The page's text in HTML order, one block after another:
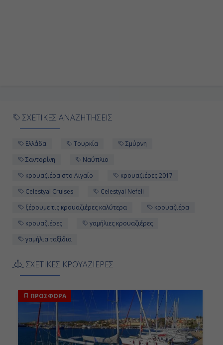
ΣΧΕΤΙΚΕΣ ΑΝΑΖΗΤΗΣΕΙΣ
Ελλάδα Τουρκία
Σμύρνη
Σαντορίνη
Ναύπλιο
κρουαζιέρα στο Αιγαίο
κρουαζιέρες 2017
Celestyal Cruises
Celestyal Nefeli
ξέρουμε τις κρουαζιέρες καλύτερα
κρουαζιέρα
κρουαζιέρες
γαμήλιες κρουαζιέρες
γαμήλια ταξίδια
ΣΧΕΤΙΚΕΣ ΚΡΟΥΑΖΙΕΡΕΣ
ΠΡΟΣΦΟΡΑ